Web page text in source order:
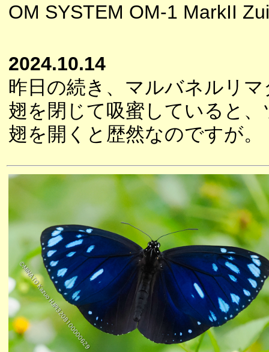
OM SYSTEM OM-1 MarkII
2024.10.14
昨日の続き、マルバネルリマ
翅を閉じて吸蜜していると
翅を開くと歴然なのですが。